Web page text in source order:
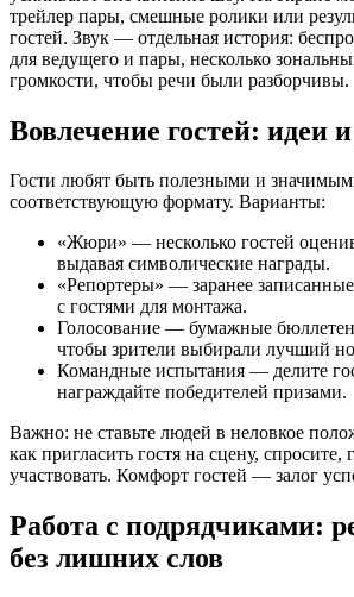
трейлер пары, смешные ролики или
гостей. Звук — отдельная история:
для ведущего и пары, несколько
громкости, чтобы речи были разборчивы.
Вовлечение гостей: идеи
Гости любят быть полезными и
соответствующую формату. Варианты:
«Жюри» — несколько гостей
выдавая символические награды.
«Репортеры» — заранее
с гостями для монтажа.
Голосование — бумажные
чтобы зрители выбирали лучший
Командные испытания — делите
награждайте победителей призами.
Важно: не ставьте людей в неловкое
как пригласить гостя на сцену, спросите,
участвовать. Комфорт гостей — залог
Работа с подрядчиками:
без лишних слов